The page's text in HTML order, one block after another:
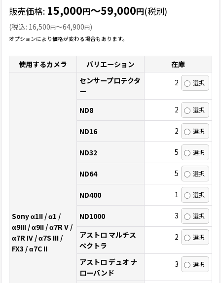
販売価格: 15,000円～59,000円(税別)
(税込: 16,500円～64,900円)
オプションにより価格が変わる場合もあります。
使用するカメラ バリエーション 在庫
Sony α1II / α1 /
α9III / α9II / α7R V /
α7R IV / α7S III /
FX3 / α7C II
センサープロテクタ
ー
2
ND8 2
ND16 2
ND32 5
ND64 5
ND400 1
ND1000
3
アストロ マルチス
ペクトラ
2
アストロ デュオ ナ
ローバンド
3